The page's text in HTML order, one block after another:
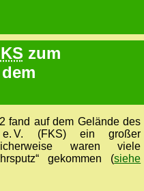
zum
fand auf dem Gelände des
e. V. (FKS) ein großer
waren viele
gekommen (siehe